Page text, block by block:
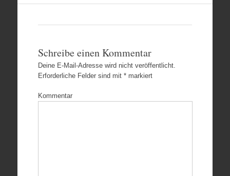
Schreibe einen Kommentar
Deine E-Mail-Adresse wird nicht veröffentlicht.
Erforderliche Felder sind mit *markiert
Kommentar